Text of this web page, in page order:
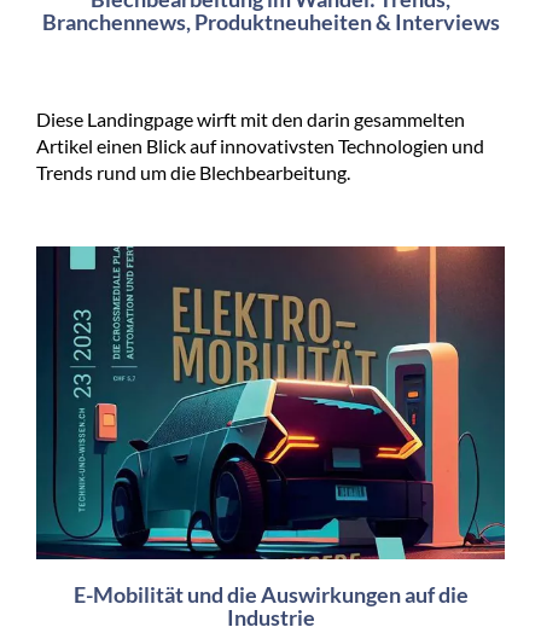
Branchennews, Produktneuheiten & Interviews
Diese Landingpage wirft mit den darin gesammelten
Artikel einen Blick auf innovativsten Technologien und
Trends rund um die Blechbearbeitung.
E-Mobilität und die Auswirkungen auf die
Industrie